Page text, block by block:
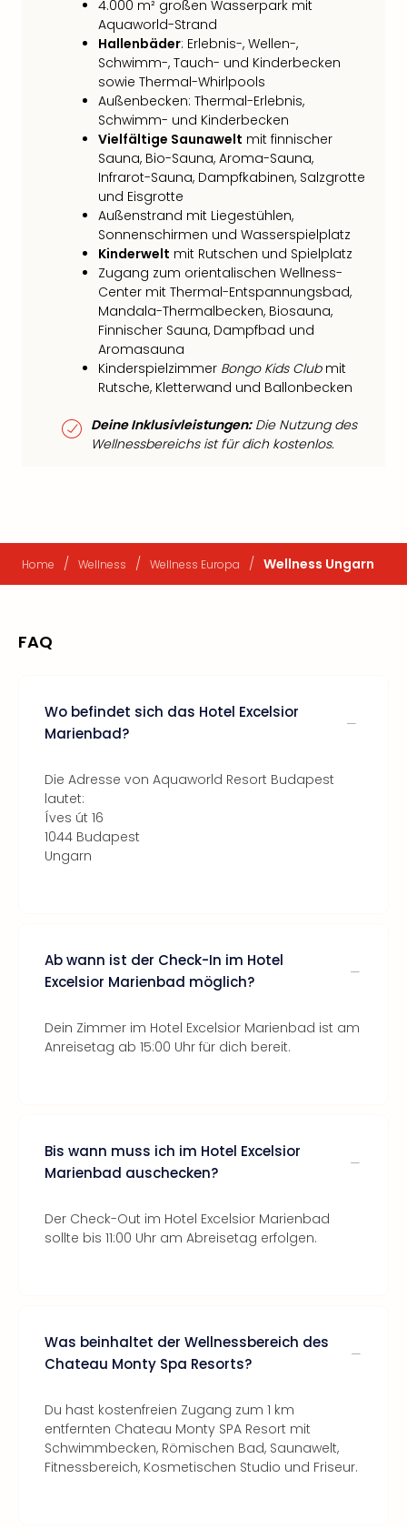
4.000 m² großen Wasserpark mit
Aquaworld-Strand
Hallenbäder: Erlebnis-, Wellen-,
Schwimm-, Tauch- und Kinderbecken
sowie Thermal-Whirlpools
Außenbecken: Thermal-Erlebnis,
Schwimm- und Kinderbecken
Vielfältige Saunawelt mit finnischer
Sauna, Bio-Sauna, Aroma-Sauna,
Infrarot-Sauna, Dampfkabinen, Salzgrotte
und Eisgrotte
Außenstrand mit Liegestühlen,
Sonnenschirmen und Wasserspielplatz
Kinderwelt mit Rutschen und Spielplatz
Zugang zum orientalischen Wellness-
Center mit Thermal-Entspannungsbad,
Mandala-Thermalbecken, Biosauna,
Finnischer Sauna, Dampfbad und
Aromasauna
Kinderspielzimmer Bongo Kids Clubmit
Rutsche, Kletterwand und Ballonbecken
Deine Inklusivleistungen:Die Nutzung des
Wellnessbereichs ist für dich kostenlos.
Home / Wellness / Wellness Europa / Wellness Ungarn
FAQ
Wo befindet sich das Hotel Excelsior
Marienbad?
Die Adresse von Aquaworld Resort Budapest
lautet:
Íves út 16
1044 Budapest
Ungarn
Ab wann ist der Check-In im Hotel
Excelsior Marienbad möglich?
Dein Zimmer im Hotel Excelsior Marienbad ist am
Anreisetag ab 15:00 Uhr für dich bereit.
Bis wann muss ich im Hotel Excelsior
Marienbad auschecken?
Der Check-Out im Hotel Excelsior Marienbad
sollte bis 11:00 Uhr am Abreisetag erfolgen.
Was beinhaltet der Wellnessbereich des
Chateau Monty Spa Resorts?
Du hast kostenfreien Zugang zum 1 km
entfernten Chateau Monty SPA Resort mit
Schwimmbecken, Römischen Bad, Saunawelt,
Fitnessbereich, Kosmetischen Studio und Friseur.